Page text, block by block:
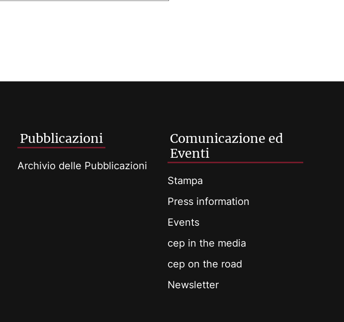
Pubblicazioni
Archivio delle Pubblicazioni
Comunicazione ed
Eventi
Stampa
Press information
Events
cep in the media
cep on the road
Newsletter